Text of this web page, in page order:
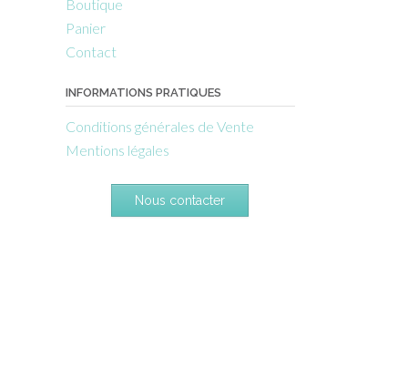
Boutique
Panier
Contact
INFORMATIONS PRATIQUES
Conditions générales de Vente
Mentions légales
Nous contacter